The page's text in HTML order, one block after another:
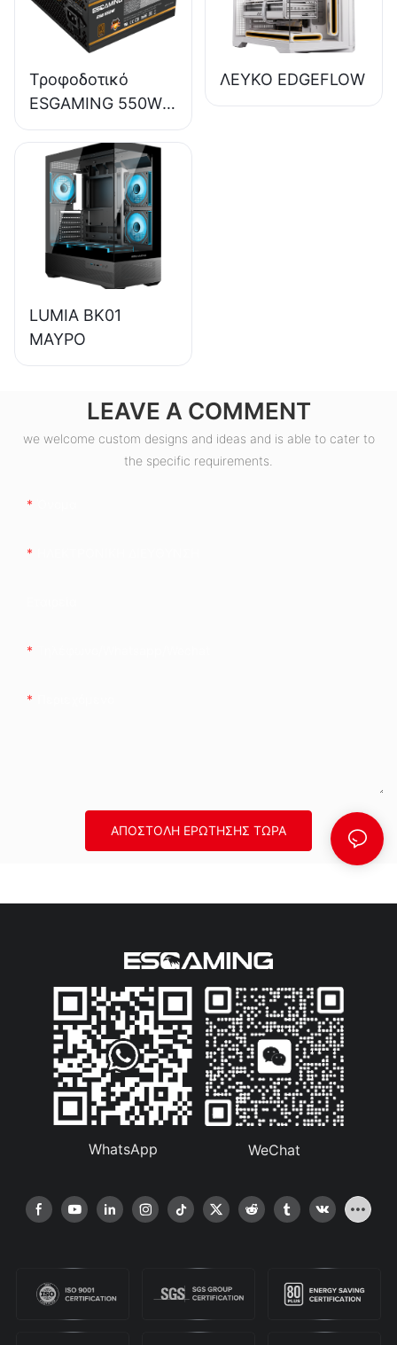
υπολογιστή
ESB650W
Τροφοδοτικό
ESGAMING 550W
υψηλής ποιότητας,
απόδοσης 85%,
80+ χάλκινο, για
επιτραπέζιους
υπολογιστές,
ESB550W
ΛΕΥΚΟ EDGEFLOW
LUMIA BK01
ΜΑΥΡΟ
LEAVE A COMMENT
we welcome custom designs and ideas and is able to cater to
the specific requirements.
ΑΠΟΣΤΟΛΉ ΕΡΏΤΗΣΗΣ ΤΏΡΑ
WhatsApp WeChat